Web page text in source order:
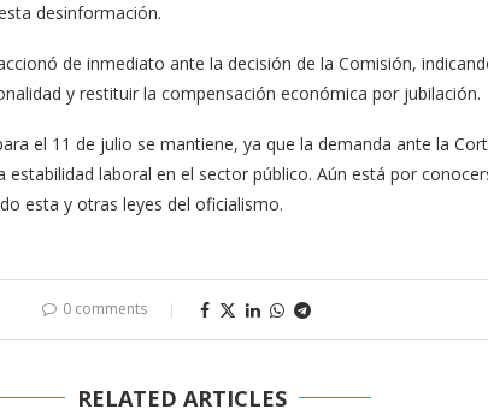
desinformación.
de inmediato ante la decisión de la Comisión,
y restituir la compensación económica por jubilación.
el 11 de julio se mantiene, ya que la demanda ante la
laboral en el sector público. Aún está por
esta y otras leyes del oficialismo.
0 comments
RELATED ARTICLES